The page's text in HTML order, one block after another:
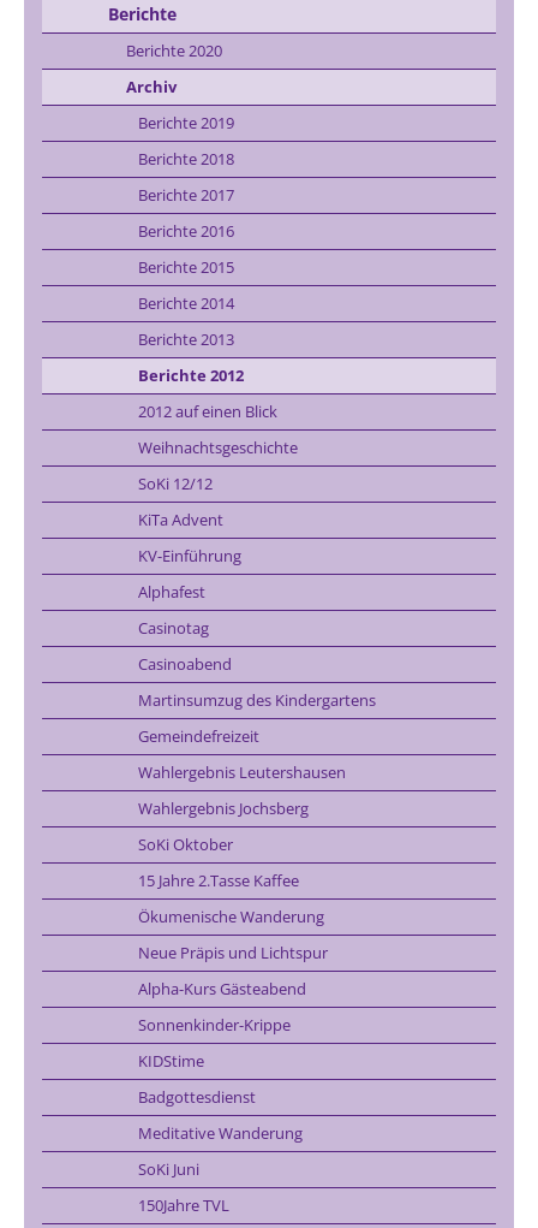
Berichte
Berichte 2020
Archiv
Berichte 2019
Berichte 2018
Berichte 2017
Berichte 2016
Berichte 2015
Berichte 2014
Berichte 2013
Berichte 2012
2012 auf einen Blick
Weihnachtsgeschichte
SoKi 12/12
KiTa Advent
KV-Einführung
Alphafest
Casinotag
Casinoabend
Martinsumzug des Kindergartens
Gemeindefreizeit
Wahlergebnis Leutershausen
Wahlergebnis Jochsberg
SoKi Oktober
15 Jahre 2.Tasse Kaffee
Ökumenische Wanderung
Neue Präpis und Lichtspur
Alpha-Kurs Gästeabend
Sonnenkinder-Krippe
KIDStime
Badgottesdienst
Meditative Wanderung
SoKi Juni
150Jahre TVL